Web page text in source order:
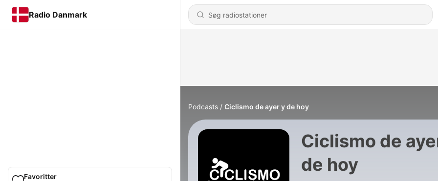
Radio Danmark
Favoritter
Podcasts Ciclismo de ayer y de hoy
Ciclismo de
de hoy